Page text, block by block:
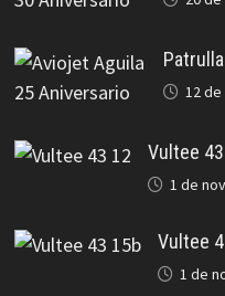
12
Vultee
1 de
Vultee
1 de